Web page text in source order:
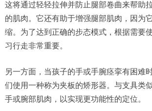
这将通过轻轻拉伸并防止腿部卷曲来帮助
的肌肉。它还有助于增强腿部肌肉，因为
缩。为了达到正确的步态模式，根据需要
习行走非常重要。
另一方面，当孩子的手或手腕痉挛有困难
们使用一种称为夹板的矫形器。与支具类
手或腕部肌肉，以实现更功能性的定位。